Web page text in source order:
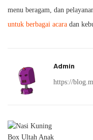
menu beragam, dan
untuk berbagai acara dan
Admin
https://